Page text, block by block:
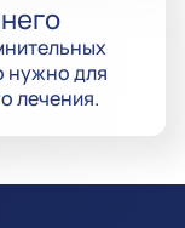
нужно для
лечения.